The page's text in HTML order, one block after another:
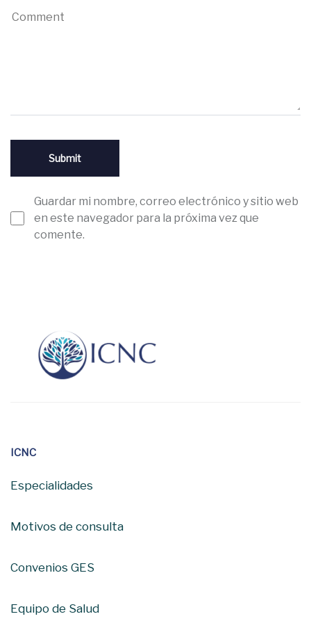
Guardar mi nombre, correo electrónico y sitio web
en este navegador para la próxima vez que
comente.
ICNC
Especialidades
Motivos de consulta
Convenios GES
Equipo de Salud